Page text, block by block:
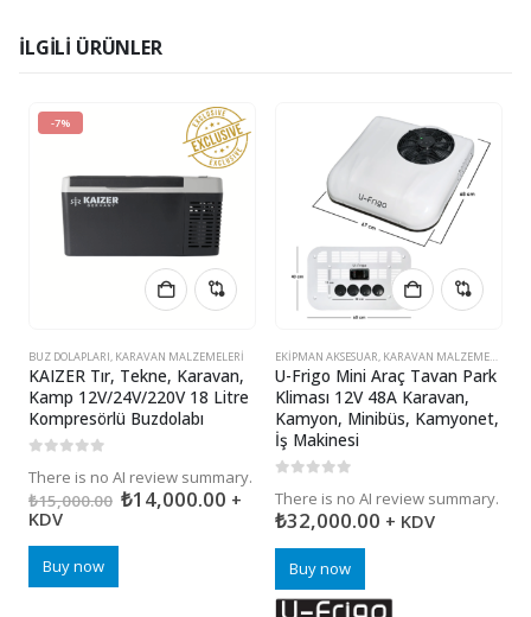
İLGILI ÜRÜNLER
-7%
BUZ DOLAPLARI, KARAVAN MALZEMELERI
KAIZER Tır, Tekne, Karavan,
Kamp 12V/24V/220V 18 Litre
Kompresörlü Buzdolabı
There is no AI review summary.
₺15,000.00 ₺14,000.00 +
KDV
Buy now
EKIPMAN AKSESUAR, KARAVAN MALZEMELERI
U-Frigo Mini Araç Tavan Park
Kliması 12V 48A Karavan,
Kamyon, Minibüs, Kamyonet,
İş Makinesi
There is no AI review summary.
₺32,000.00 + KDV
Buy now